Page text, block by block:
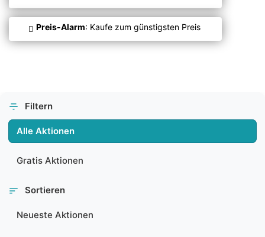
Preis-Alarm: Kaufe zum günstigsten Preis
Filtern
Alle Aktionen
Gratis Aktionen
Sortieren
Neueste Aktionen